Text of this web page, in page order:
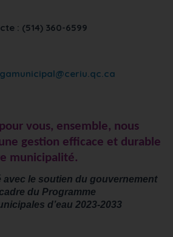
: (514) 360-6599
gamunicipal@ceriu.qc.ca
vous, ensemble, nous
gestion efficace et durable
municipalité.
avec le soutien du gouvernement
du Programme
d’eau 2023-2033